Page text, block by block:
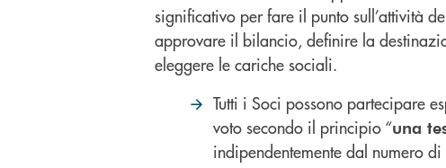
significativo per fare il punto sull’attività
approvare il bilancio, definire la
eleggere le cariche sociali.
Tutti i Soci possono partecipare
voto secondo il principio “una
indipendentemente dal numero